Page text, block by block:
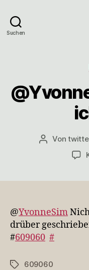
Suchen
Von
@YvonneSim
drüber
#609060 #
Schlagwörter
609060